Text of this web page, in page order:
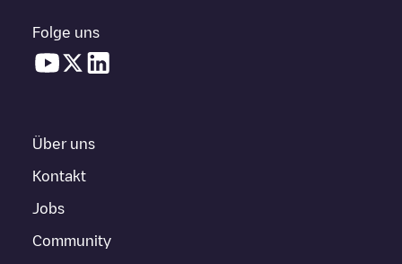
Folge uns
Über uns
Kontakt
Jobs
Community